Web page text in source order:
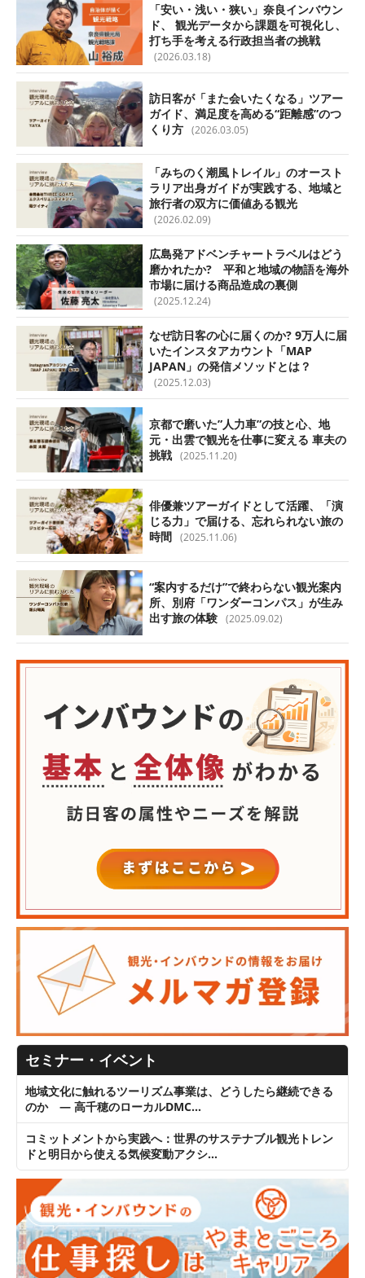
「安い・浅い・狭い」奈良インバウン
ド、 観光データから課題を可視化し、
打ち手を考える行政担当者の挑戦
(2026.03.18)
訪日客が「また会いたくなる」ツアー
ガイド、満足度を高める“距離感”のつ
くり方 (2026.03.05)
「みちのく潮風トレイル」のオースト
ラリア出身ガイドが実践する、地域と
旅行者の双方に価値ある観光
(2026.02.09)
広島発アドベンチャートラベルはどう
磨かれたか? 平和と地域の物語を海外
市場に届ける商品造成の裏側
(2025.12.24)
なぜ訪日客の心に届くのか? 9万人に届
いたインスタアカウント「MAP
JAPAN」の発信メソッドとは？
(2025.12.03)
京都で磨いた”人力車”の技と心、地
元・出雲で観光を仕事に変える 車夫の
挑戦 (2025.11.20)
俳優兼ツアーガイドとして活躍、「演
じる力」で届ける、忘れられない旅の
時間 (2025.11.06)
“案内するだけ”で終わらない観光案内
所、別府「ワンダーコンパス」が生み
出す旅の体験 (2025.09.02)
セミナー・イベント
地域文化に触れるツーリズム事業は、どうしたら継続できる
のか ― 高千穂のローカルDMC…
コミットメントから実践へ：世界のサステナブル観光トレン
ドと明日から使える気候変動アクシ…